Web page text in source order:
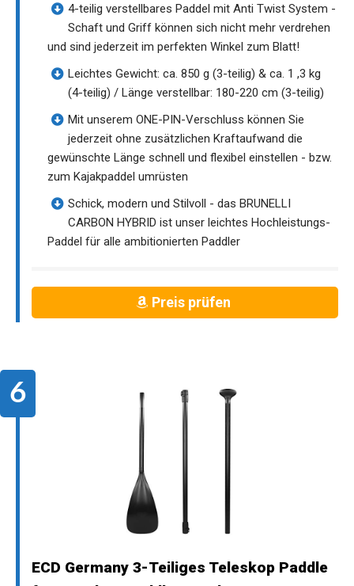
4-teilig verstellbares Paddel mit Anti Twist System -
Schaft und Griff können sich nicht mehr verdrehen
und sind jederzeit im perfekten Winkel zum Blatt!
Leichtes Gewicht: ca. 850 g (3-teilig) & ca. 1 ,3 kg
(4-teilig) / Länge verstellbar: 180-220 cm (3-teilig)
Mit unserem ONE-PIN-Verschluss können Sie
jederzeit ohne zusätzlichen Kraftaufwand die
gewünschte Länge schnell und flexibel einstellen - bzw.
zum Kajakpaddel umrüsten
Schick, modern und Stilvoll - das BRUNELLI
CARBON HYBRID ist unser leichtes Hochleistungs-
Paddel für alle ambitionierten Paddler
Preis prüfen
ECD Germany 3-Teiliges Teleskop Paddle